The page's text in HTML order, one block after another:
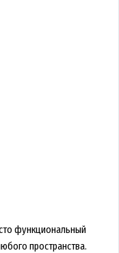
функциональный
пространства.